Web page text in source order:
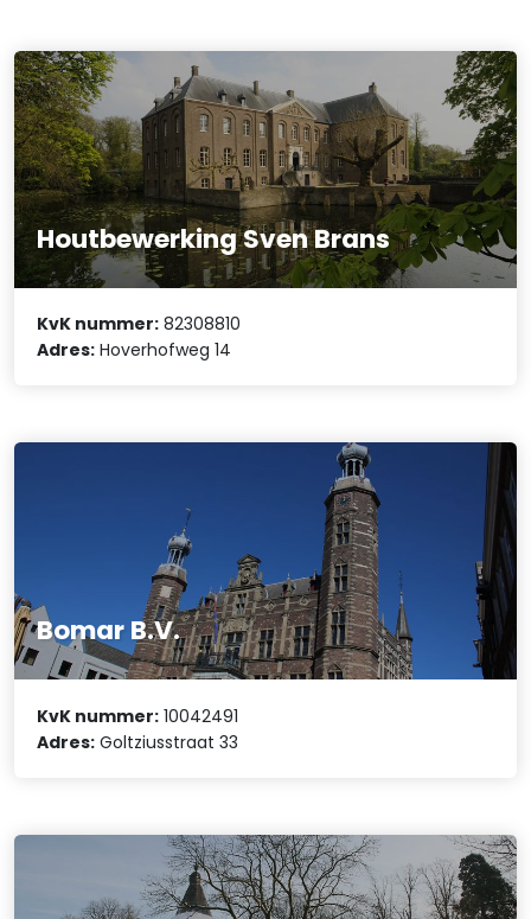
Houtbewerking Sven Brans
KvK nummer: 82308810
Adres: Hoverhofweg 14
Bomar B.V.
KvK nummer: 10042491
Adres: Goltziusstraat 33